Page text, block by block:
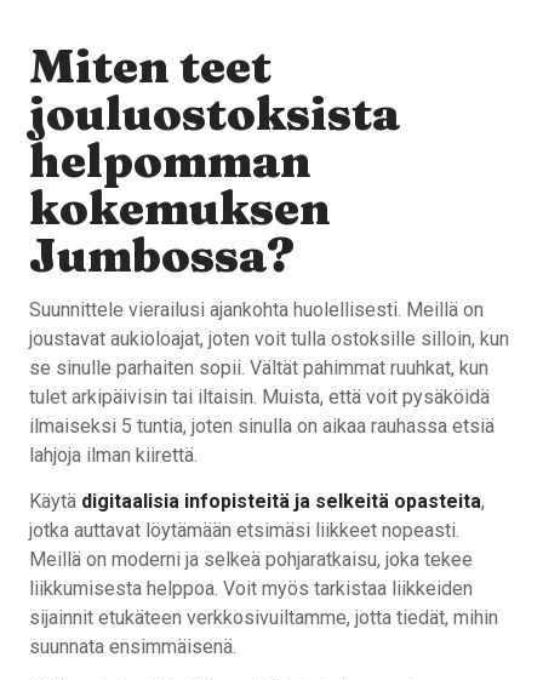
Miten teet
jouluostoksista
helpomman
kokemuksen
Jumbossa?
Suunnittele vierailusi ajankohta huolellisesti. Meillä on
joustavat aukioloajat, joten voit tulla ostoksille silloin, kun
se sinulle parhaiten sopii. Vältät pahimmat ruuhkat, kun
tulet arkipäivisin tai iltaisin. Muista, että voit pysäköidä
ilmaiseksi 5 tuntia, joten sinulla on aikaa rauhassa etsiä
lahjoja ilman kiirettä.
Käytä digitaalisia infopisteitä ja selkeitä opasteita,
jotka auttavat löytämään etsimäsi liikkeet nopeasti.
Meillä on moderni ja selkeä pohjaratkaisu, joka tekee
liikkumisesta helppoa. Voit myös tarkistaa liikkeiden
sijainnit etukäteen verkkosivuiltamme, jotta tiedät, mihin
suunnata ensimmäisenä.